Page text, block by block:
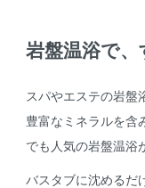
岩盤温浴で
スパやエステの岩盤
豊富なミネラルを含
でも人気の岩盤温浴
バスタブに沈めるだ